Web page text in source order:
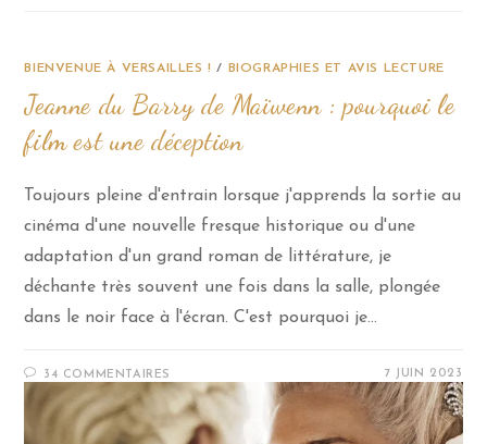
BIENVENUE À VERSAILLES ! / BIOGRAPHIES ET AVIS LECTURE
Jeanne du Barry de Maïwenn : pourquoi le
film est une déception
Toujours pleine d'entrain lorsque j'apprends la sortie au
cinéma d'une nouvelle fresque historique ou d'une
adaptation d'un grand roman de littérature, je
déchante très souvent une fois dans la salle, plongée
dans le noir face à l'écran. C'est pourquoi je…
34 COMMENTAIRES 7 JUIN 2023